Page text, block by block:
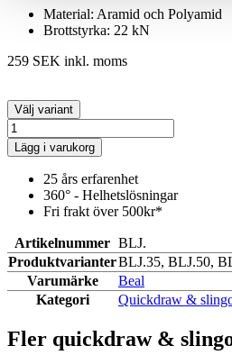
Material: Aramid och Polyamid
Brottstyrka: 22 kN
259 SEK inkl. moms
Välj variant
Lägg i varukorg
25 års erfarenhet
360° - Helhetslösningar
Fri frakt över 500kr*
Artikelnummer BLJ.
ProduktvarianterBLJ.35, BLJ.50,
Varumärke
Beal
Kategori
Quickdraw &
Fler quickdraw &